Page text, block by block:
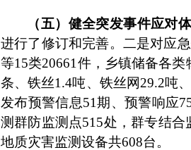
（五）健全突发事件应对
进行了修订和完善。二是对应
等15类20661 件，乡镇储备各类
条、铁丝1.4吨、铁丝网29.2吨
发布预警信息51期、预警响应
测群防监测点515处，群专结合
地质灾害监测设备共608台。